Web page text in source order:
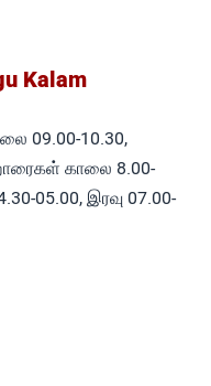
Kalam
09.00-10.30,
காலை 8.00-
05.00, இரவு 07.00-